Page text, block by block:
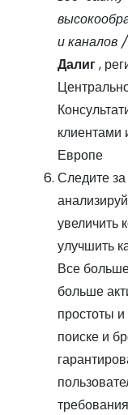
и каналов
Далиг,
клиентами
Европе
Следите
увеличить
улучшить
Все
больше
простоты
поиске и